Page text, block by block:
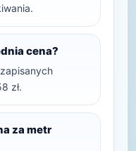
cena?
zł.
za metr